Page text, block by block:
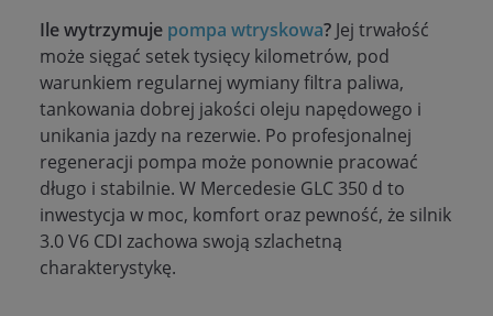
Ile wytrzymuje pompa wtryskowa? Jej trwałość
może sięgać setek tysięcy kilometrów, pod
warunkiem regularnej wymiany filtra paliwa,
tankowania dobrej jakości oleju napędowego i
unikania jazdy na rezerwie. Po profesjonalnej
regeneracji pompa może ponownie pracować
długo i stabilnie. W Mercedesie GLC 350 d to
inwestycja w moc, komfort oraz pewność, że silnik
3.0 V6 CDI zachowa swoją szlachetną
charakterystykę.